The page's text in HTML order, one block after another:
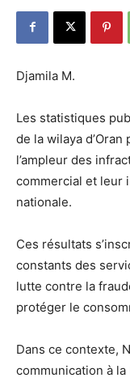
Djamila M.
Les statistiques
de la wilaya
l’ampleur des
commercial et leur
nationale.
Ces résultats
constants des
lutte contre la
protéger le
Dans ce contexte,
communication à